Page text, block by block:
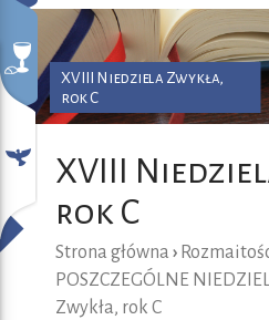
XVIII Niedziela Zwykła,
rok C
XVIII
rok C
Strona główna ›
POSZCZEGÓLNE
Zwykła, rok C